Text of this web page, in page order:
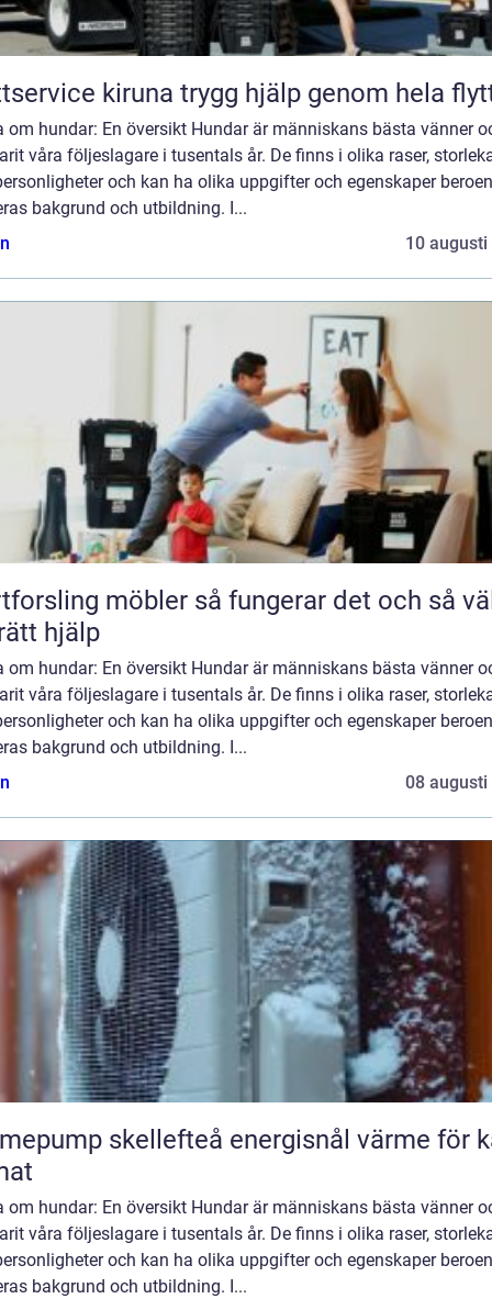
Flyttservice kiruna trygg hjälp genom hela
om hundar: En översikt Hundar är människans bästa vänner
våra följeslagare i tusentals år. De finns i olika raser,
och kan ha olika uppgifter och egenskaper
bakgrund och utbildning. I...
10 augusti
möbler så fungerar det och så väljer
hjälp
om hundar: En översikt Hundar är människans bästa vänner
våra följeslagare i tusentals år. De finns i olika raser,
och kan ha olika uppgifter och egenskaper
bakgrund och utbildning. I...
08 augusti
skellefteå energisnål värme för kallt
om hundar: En översikt Hundar är människans bästa vänner
våra följeslagare i tusentals år. De finns i olika raser,
och kan ha olika uppgifter och egenskaper
bakgrund och utbildning. I...